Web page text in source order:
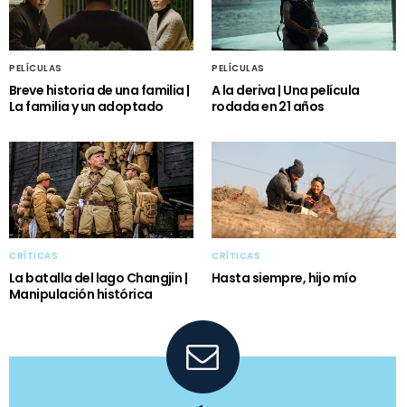
PELÍCULAS
Breve historia de una familia |
La familia y un adoptado
PELÍCULAS
A la deriva | Una película
rodada en 21 años
CRÍTICAS
La batalla del lago Changjin |
Manipulación histórica
CRÍTICAS
Hasta siempre, hijo mío